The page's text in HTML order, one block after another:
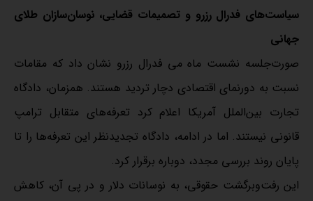
سیاست‌های فدرال رزرو و تصمیمات قضایی، نوسان‌سازان طلای
جهانی
صورت‌جلسه نشست ماه می فدرال رزرو نشان داد که مقامات
نسبت به دورنمای اقتصادی دچار تردید هستند. همزمان، دادگاه
تجارت بین‌الملل آمریکا اعلام کرد تعرفه‌های متقابل ترامپ
قانونی نیستند. اما در ادامه، دادگاه تجدیدنظر این تعرفه‌ها را تا
پایان روند بررسی مجدد، دوباره برقرار کرد.
این رفت‌وبرگشت حقوقی، به نوسانات دلار و در پی آن، کاهش